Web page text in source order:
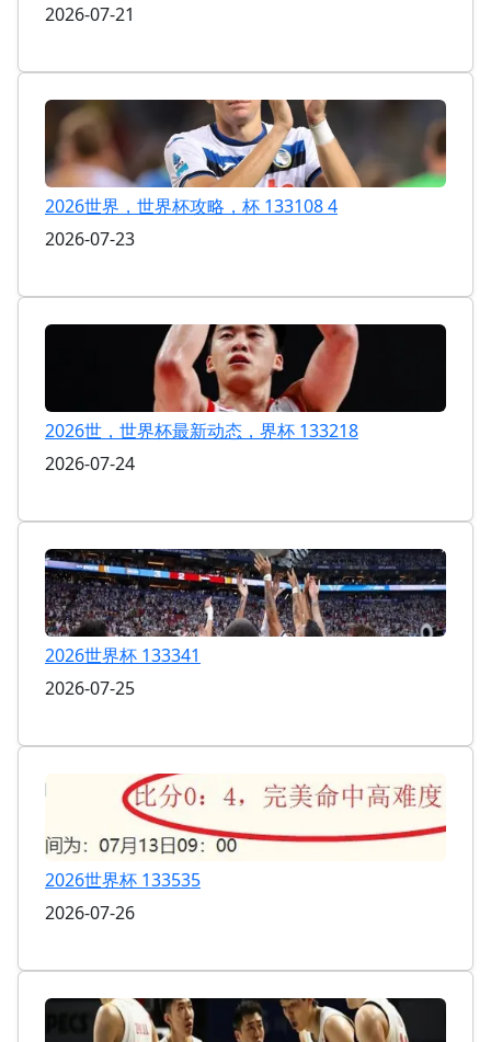
2026-07-21
2026世界，世界杯攻略，杯 133108 4
2026-07-23
2026世，世界杯最新动态，界杯 133218
2026-07-24
2026世界杯 133341
2026-07-25
2026世界杯 133535
2026-07-26